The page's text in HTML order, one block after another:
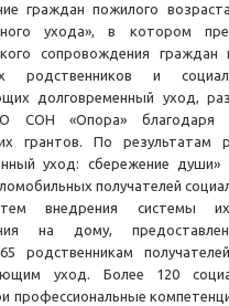
граждан пожилого
ухода», в котором
сопровождения граждан
родственников и
долговременный уход,
СОН «Опора» благодаря
грантов. По результатам
уход: сбережение души»
получателей
внедрения системы их
на дому,
родственникам
уход. Более 120
профессиональные